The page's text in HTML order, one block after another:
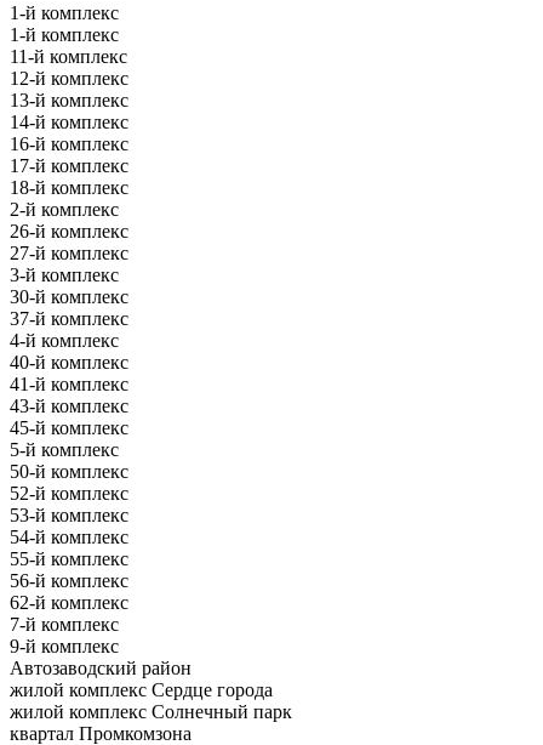
1-й комплекс
1-й комплекс
11-й комплекс
12-й комплекс
13-й комплекс
14-й комплекс
16-й комплекс
17-й комплекс
18-й комплекс
2-й комплекс
26-й комплекс
27-й комплекс
3-й комплекс
30-й комплекс
37-й комплекс
4-й комплекс
40-й комплекс
41-й комплекс
43-й комплекс
45-й комплекс
5-й комплекс
50-й комплекс
52-й комплекс
53-й комплекс
54-й комплекс
55-й комплекс
56-й комплекс
62-й комплекс
7-й комплекс
9-й комплекс
Автозаводский район
жилой комплекс Сердце города
жилой комплекс Солнечный парк
квартал Промкомзона